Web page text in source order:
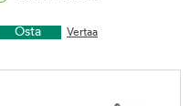
Osta Vertaa